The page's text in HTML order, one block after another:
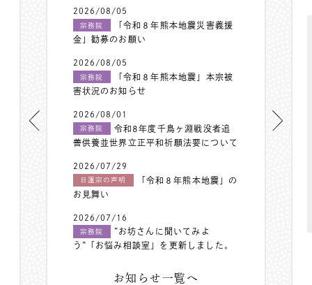
2026/08/05
宗務院
「令和８年熊本地震災害義援
金」勧募のお願い
2026/08/05
宗務院
「令和８年熊本地震」本宗被
害状況のお知らせ
2026/08/01
宗務院
令和8年度千鳥ヶ淵戦没者追
善供養並世界立正平和祈願法要について
2026/07/29
日蓮宗の声明
「令和８年熊本地震」の
お見舞い
2026/07/16
宗務院
”お坊さんに聞いてみよ
う”「お悩み相談室」を更新しました。
お知らせ一覧へ